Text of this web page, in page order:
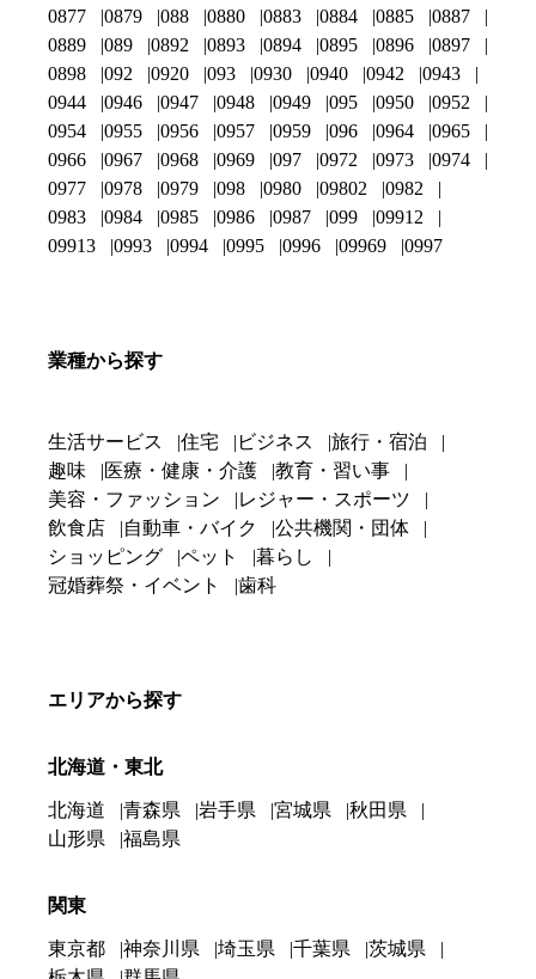
0877
0879 088 0880 0883 0884 0885
0887
0889
089 0892 0893 0894 0895 0896
0897
0898
092 0920 093 0930 0940 0942
0943
0944
0946 0947 0948 0949 095 0950
0952
0954
0955 0956 0957 0959 096 0964
0965
0966
0967 0968 0969 097 0972 0973
0974
0977
0978 0979 098 0980 09802
0982
0983
0984 0985 0986 0987 099
09912
09913
0993 0994 0995 0996 09969 0997
業種から探す
生活サービス 住宅 ビジネス
旅行・宿泊
趣味
医療・健康・介護
教育・習い事
美容・ファッション
レジャー・スポーツ
飲食店
自動車・バイク
公共機関・団体
ショッピング
ペット
暮らし
冠婚葬祭・イベント
歯科
エリアから探す
北海道・東北
北海道 青森県 岩手県 宮城県
秋田県
山形県
福島県
関東
東京都 神奈川県 埼玉県 千葉県
茨城県